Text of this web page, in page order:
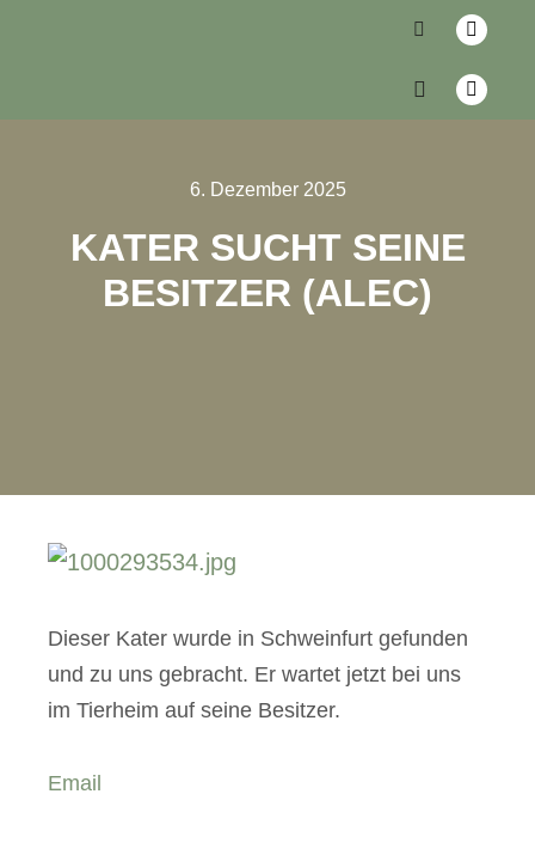
6. Dezember 2025
KATER SUCHT SEINE
BESITZER (ALEC)
Dieser Kater wurde in Schweinfurt gefunden
und zu uns gebracht. Er wartet jetzt bei uns
im Tierheim auf seine Besitzer.
Email